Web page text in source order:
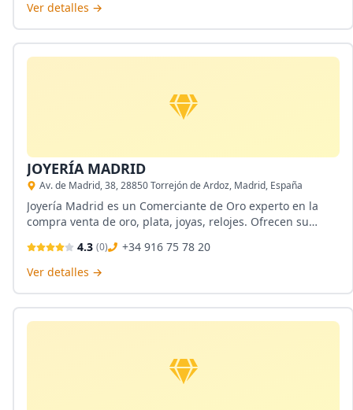
Ver detalles →
JOYERÍA MADRID
Av. de Madrid, 38, 28850 Torrejón de Ardoz, Madrid, España
Joyería Madrid es un Comerciante de Oro experto en la
compra venta de oro, plata, joyas, relojes. Ofrecen su
seguros, y brindan el empeño, reparación y venta de
joyas.
4.3 (0)
+34 916 75 78 20
Ver detalles →